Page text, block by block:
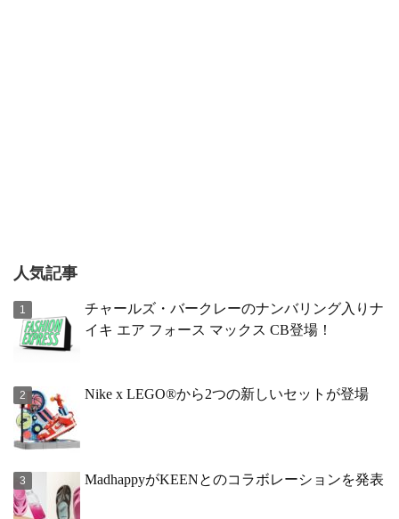
人気記事
チャールズ・バークレーのナンバリング入りナ
イキ エア フォース マックス CB登場！
Nike x LEGO®から2つの新しいセットが登場
MadhappyがKEENとのコラボレーションを発表